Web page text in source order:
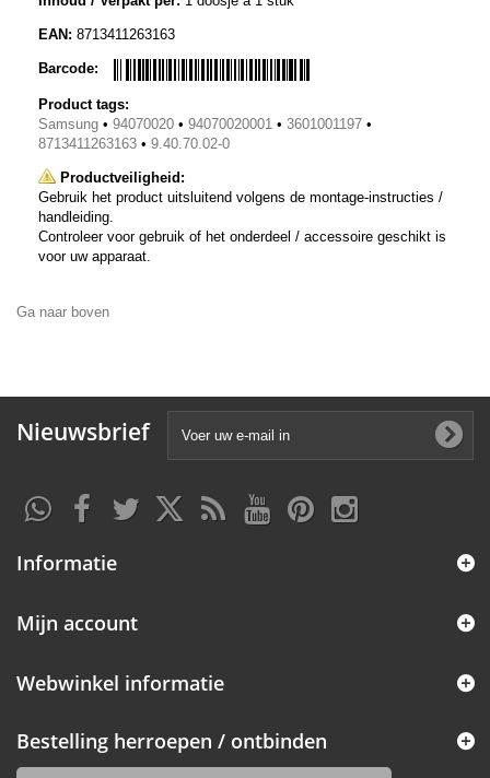
EAN: 8713411263163
Barcode:
Product tags:
Samsung • 94070020 • 94070020001 • 3601001197 •
8713411263163 • 9.40.70.02-0
Productveiligheid:
Gebruik het product uitsluitend volgens de montage-instructies /
handleiding.
Controleer voor gebruik of het onderdeel / accessoire geschikt is
voor uw apparaat.
Ga naar boven
Nieuwsbrief
Informatie
Mijn account
Webwinkel informatie
Bestelling herroepen / ontbinden